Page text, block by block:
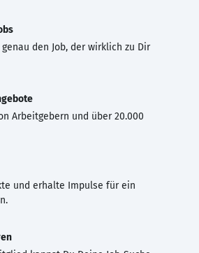
den Job, der wirklich zu Dir
Arbeitgebern und über 20.000
und erhalte Impulse für ein